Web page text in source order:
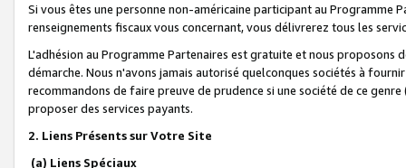
Si vous êtes une personne non-américaine participant au
renseignements fiscaux vous concernant, vous délivrerez tous les
L'adhésion au Programme Partenaires est gratuite et nous proposons
démarche. Nous n'avons jamais autorisé quelconques sociétés à
recommandons de faire preuve de prudence si une société de ce
proposer des services payants.
2. Liens Présents sur Votre Site
(a) Liens Spéciaux